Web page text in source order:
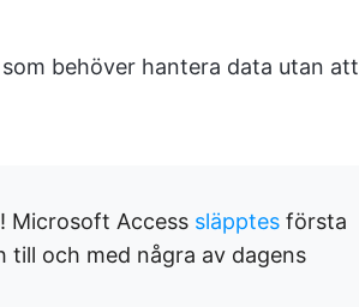
behöver hantera data utan att
Microsoft Access släpptes första
till och med några av dagens